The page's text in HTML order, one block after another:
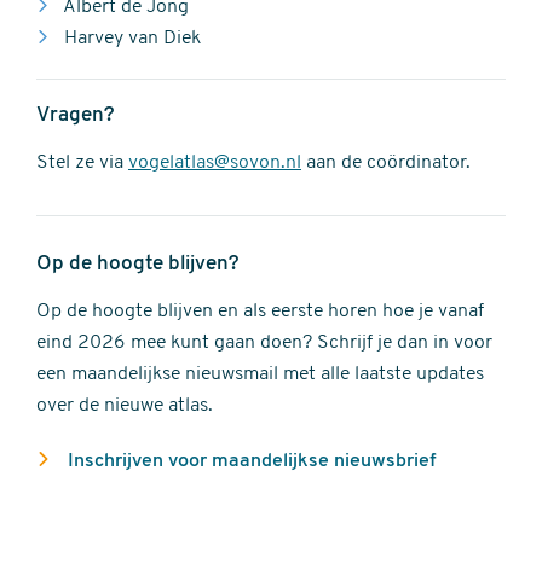
Albert de Jong
Harvey van Diek
Vragen?
Stel ze via vogelatlas@sovon.nl aan de coördinator.
Op de hoogte blijven?
Op de hoogte blijven en als eerste horen hoe je vanaf
eind 2026 mee kunt gaan doen? Schrijf je dan in voor
een maandelijkse nieuwsmail met alle laatste updates
over de nieuwe atlas.
Inschrijven voor maandelijkse nieuwsbrief